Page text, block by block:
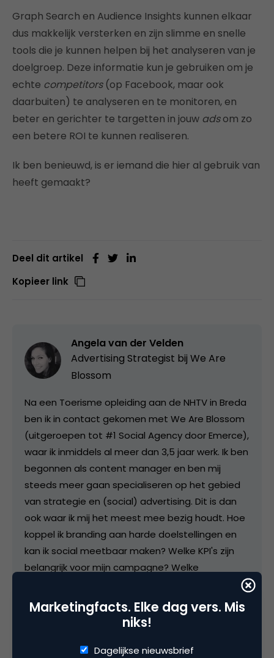
Graph Search en Audience Insights kunnen elkaar
dus makkelijk versterken en zijn slimme en snelle
tools die je kunnen helpen bij het analyseren van je
doelgroep. Deze informatie kun je gebruiken om je
echte competitors(op Facebook, maar ook
daarbuiten) te analyseren en te monitoren, en
beter en gerichter te targetten in jouw adsom zo
een betere ROI te kunnen realiseren.
Ik ben benieuwd, is er iemand die hier al gebruik van
heeft gemaakt?
Deel dit artikel
Kopieer link
Angela van der Velden
Advertising Strategist bij We Are
Blossom
Na een Toerisme opleiding aan de NHTV in Breda
ben ik in contact gekomen met We Are Blossom
(uitgeroepen tot #1 Social Agency door Emerce),
waar ik inmiddels al meer dan 3,5 jaar werk. Ik ben
begonnen als content manager en ben mij
steeds meer gaan specialiseren op het gebied
van strategie en (social) advertising. Dit is dan
ook waar ik mij het meest mee bezig houdt. Hoe
koppel ik branding aan harde doelstellingen en
kan ik social meetbaar maken? Welke KPI's zijn
belangrijk voor mijn campagne? Welke
enkele vragen waar ik mij dagelijks mee bezig
Marketingfacts. Elke dag vers. Mis
niks!
Dagelijkse nieuwsbrief